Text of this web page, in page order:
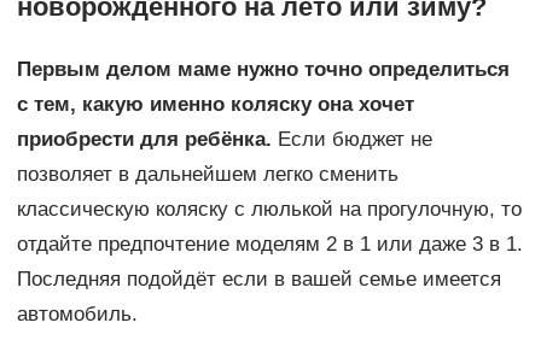
новорождённого на лето или зиму?
Первым делом маме нужно точно определиться
с тем, какую именно коляску она хочет
приобрести для ребёнка. Если бюджет не
позволяет в дальнейшем легко сменить
классическую коляску с люлькой на прогулочную, то
отдайте предпочтение моделям 2 в 1 или даже 3 в 1.
Последняя подойдёт если в вашей семье имеется
автомобиль.